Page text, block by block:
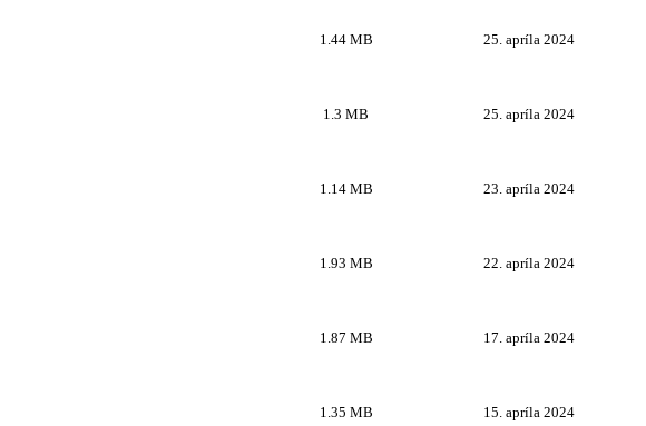
1.44 MB 25. apríla 2024
1.3 MB 25. apríla 2024
1.14 MB 23. apríla 2024
1.93 MB 22. apríla 2024
1.87 MB 17. apríla 2024
1.35 MB 15. apríla 2024